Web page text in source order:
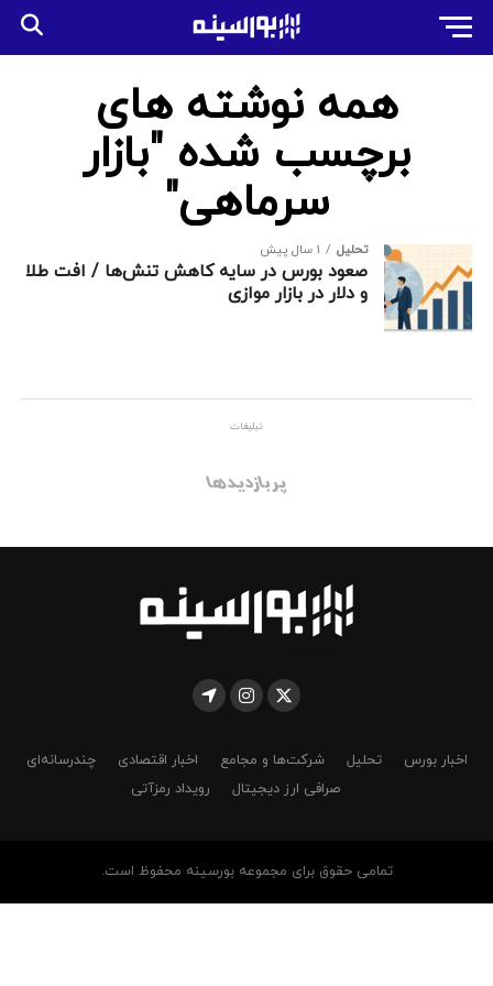
همه نوشته های
برچسب شده "بازار
سرماهی"
تحلیل 1 سال پیش
صعود بورس در سایه کاهش تنش‌ها / افت طلا
و دلار در بازار موازی
تبلیغات
پربازدیدها
اخبار بورس تحلیل شرکت‌ها و مجامع اخبار اقتصادی
چندرسانه‌ای
صرافی ارز دیجیتال
رویداد رمزآتی
تمامی حقوق برای مجموعه بورسینه محفوظ است.